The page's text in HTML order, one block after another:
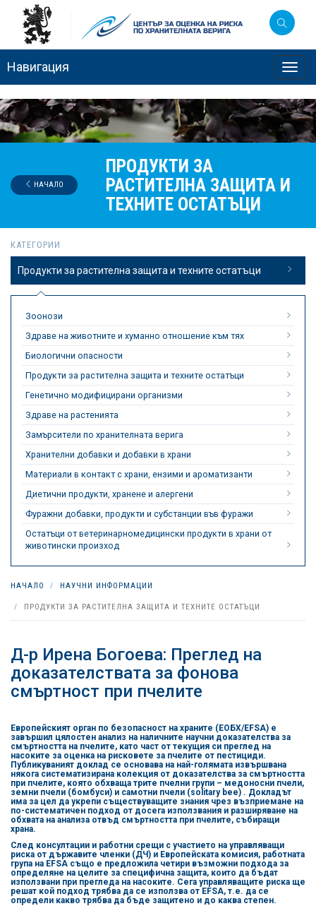
Навигация
ПРОДУКТИ ЗА
РАСТИТЕЛНА ЗАЩИТА И
ТЕХНИТЕ ОСТАТЪЦИ
НАЧАЛО
КАТЕГОРИИ
Продукти за растителна защита и техните остатъци
Зоонози
Здраве на животните и хуманно отношение към тях
Биологични опасности
Продукти за растителна защита и техните остатъци
Генетично модифицирани организми
Здраве на растенията
Замърсители по хранителната верига
Хранителни добавки и добавки в храни
Материали в контакт с храни, ензими и ароматизанти
Диетични продукти, хранене и алергени
Фуражни добавки, продукти и субстанции във фуражи
Остатъци от ветеринарномедицински продукти в храни от
животински произход
НАЧАЛО НАУЧНИ ИНФОРМАЦИИ
ПРОДУКТИ ЗА РАСТИТЕЛНА ЗАЩИТА И ТЕХНИТЕ ОСТАТЪЦИ
Д-р Ирена Богоева: Преглед на
доказателствата за фонова
смъртност при пчелите
Европейският орган по безопасност на храните (ЕОБХ/EFSA) е
завършил цялостен анализ на наличните научни доказателства за
смъртността на пчелите, като част от текущия си преглед на
насоките за оценка на рисковете за пчелите от пестициди.
Публикуваният доклад се основава на най-голямата извършвана
някога систематизирана колекция от доказателства за смъртността
при пчелите, която обхваща трите пчелни групи – медоносни пчели,
земни пчели (бомбуси) и самотни пчели (solitary beе) . Докладът
има за цел да укрепи съществуващите знания чрез възприемане на
по-систематичен подход от досега използвания и разширяване на
обхвата на анализа отвъд смъртността при пчелите, събиращи
храна.
След консултации и работни срещи с участието на управляващи
риска от държавите членки (ДЧ) и Европейската комисия, работната
група на EFSA също е предложила четири възможни подхода за
определяне на целите за специфична защита, които да бъдат
използвани при прегледа на насоките. Сега управляващите риска ще
решат кой подход трябва да се използва от EFSA, т.е. да се
определи какво трябва да бъде защитено и до каква степен.